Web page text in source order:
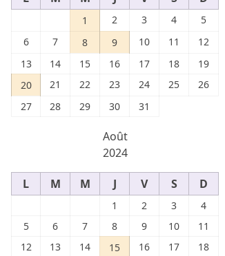
1 2 3 4
5
6
7 8 9 10 11
12
13
14 15 16 17 18
19
20
21 22 23 24 25
26
27
28 29 30 31
Août
2024
L M M J V S D
1 2 3
4
5
6 7 8 9 10
11
12
13 14 15 16 17
18